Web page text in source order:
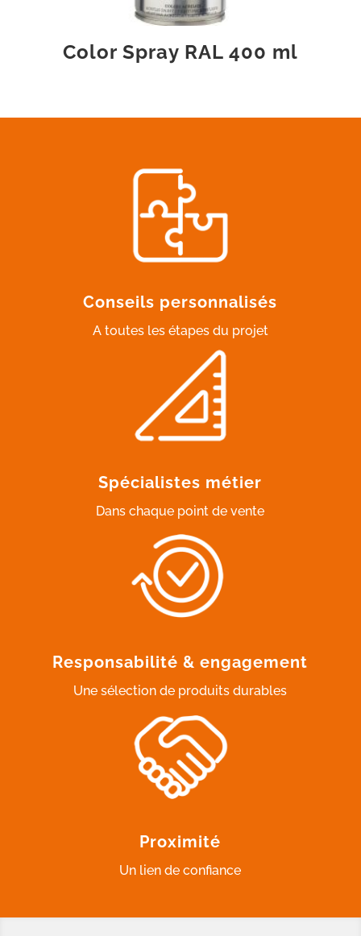
Color Spray RAL 400 ml
Conseils personnalisés
A toutes les étapes du projet
Spécialistes métier
Dans chaque point de vente
Responsabilité & engagement
Une sélection de produits durables
Proximité
Un lien de confiance